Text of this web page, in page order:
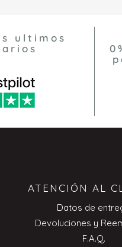
ultimos
ATENCIÓN AL
Datos de
Devoluciones y
F.A.Q.